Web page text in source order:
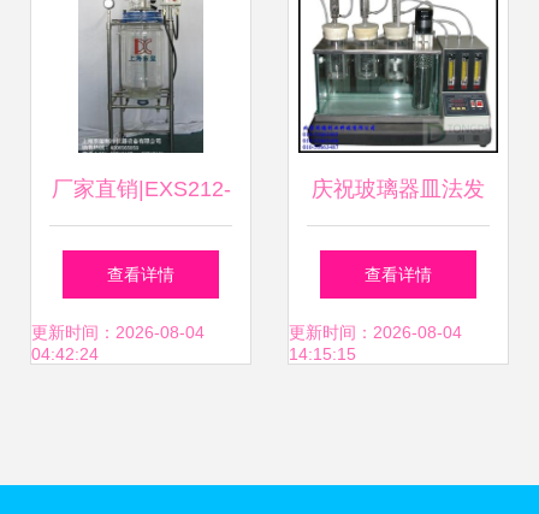
厂家直销|EXS212-
20L防爆双层玻璃
反应釜 品质与安全
查看详情
更新时间：2026-08-04
04:42:24
庆祝玻璃器皿法发
动机冷却液腐蚀测
定仪销售中，助力
查看详情
更新时间：2026-08-04
14:15:15